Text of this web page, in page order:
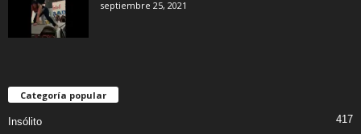
septiembre 25, 2021
Categoría popular
Insólito 417